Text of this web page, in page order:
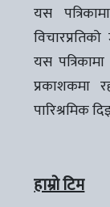
यस
यस
प्रकाशकमा
पारिश्रमिक
हाम्रो टिम